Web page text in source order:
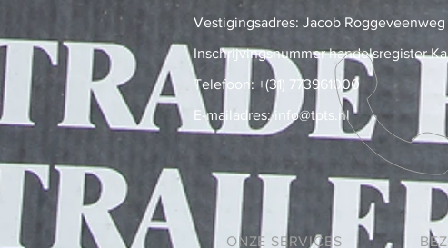
Vestigingsadres: Jacob Roggeveenweg
Inschrijvingsnummer handelsregister
Telefoon: +(31) 773961000
E-mailadres:info@tpts.nl
ONZE SERVICES